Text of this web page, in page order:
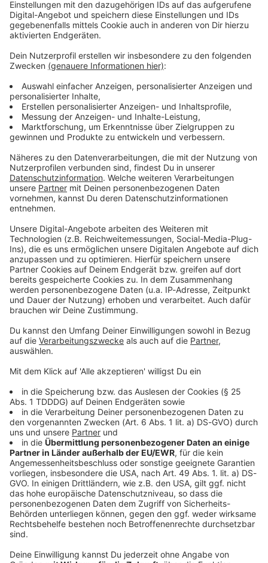
Immer auf dem Laufenden
Verpass' nichts mehr - mit unserem kostenlosen
ANTENNE BAYERN Newsletter. Ob Nachrichten,
Lifestyle oder unsere neuesten Aktionen - wir
informieren dich.
Zum Newsletter anmelden
Du möchtest uns etwas sagen?
Studio Hotline
Kontaktformular
© dpa-infocom, dpa:260529-930-146455/1
DAS KÖNNTE DICH AUCH INTERESSIEREN
Bayern